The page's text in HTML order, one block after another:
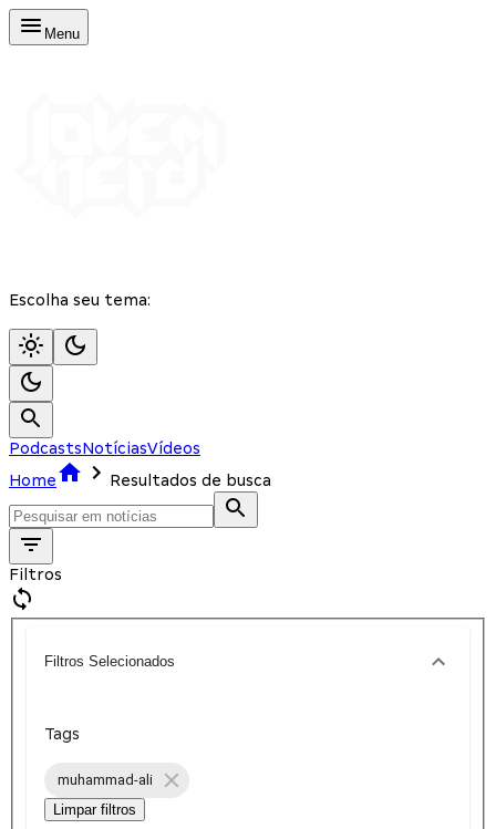
Menu
Escolha seu tema:
PodcastsNotíciasVídeos
Home
Resultados de busca
Filtros
Filtros Selecionados
Tags
muhammad-ali
Limpar filtros